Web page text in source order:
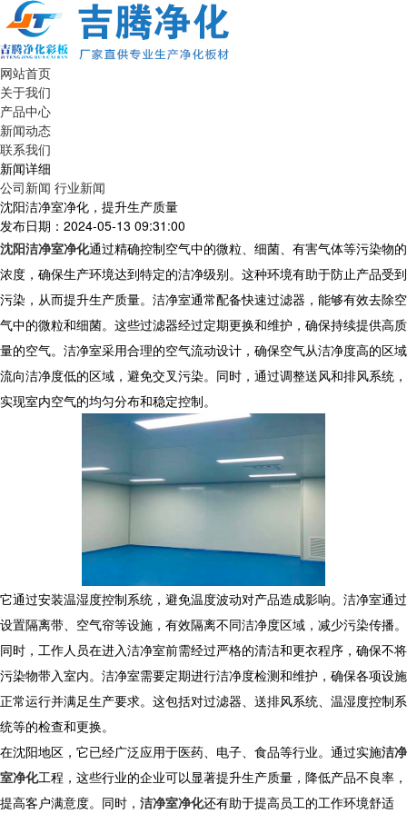
网站首页
关于我们
产品中心
新闻动态
联系我们
新闻详细
公司新闻 行业新闻
沈阳洁净室净化，提升生产质量
发布日期：2024-05-13 09:31:00
沈阳洁净室净化通过精确控制空气中的微粒、细菌、有害气体等污染物的
浓度，确保生产环境达到特定的洁净级别。这种环境有助于防止产品受到
污染，从而提升生产质量。洁净室通常配备快速过滤器，能够有效去除空
气中的微粒和细菌。这些过滤器经过定期更换和维护，确保持续提供高质
量的空气。洁净室采用合理的空气流动设计，确保空气从洁净度高的区域
流向洁净度低的区域，避免交叉污染。同时，通过调整送风和排风系统，
实现室内空气的均匀分布和稳定控制。
它通过安装温湿度控制系统，避免温度波动对产品造成影响。洁净室通过
设置隔离带、空气帘等设施，有效隔离不同洁净度区域，减少污染传播。
同时，工作人员在进入洁净室前需经过严格的清洁和更衣程序，确保不将
污染物带入室内。洁净室需要定期进行洁净度检测和维护，确保各项设施
正常运行并满足生产要求。这包括对过滤器、送排风系统、温湿度控制系
统等的检查和更换。
在沈阳地区，它已经广泛应用于医药、电子、食品等行业。通过实施洁净
室净化工程，这些行业的企业可以显著提升生产质量，降低产品不良率，
提高客户满意度。同时， 洁净室净化还有助于提高员工的工作环境舒适